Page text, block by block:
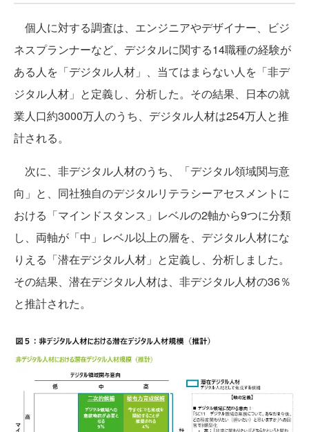
個人に対する調査は、エンジニアやデザイナー、ビジ
ネスプランナーなど、デジタルに関する14職種の経験が
ある人を「デジタル人材」、当てはまらない人を「非デ
ジタル人材」と定義し、分析した。その結果、日本の就
業人口約3000万人のうち、デジタル人材は254万人と推
計される。
次に、非デジタル人材のうち、「デジタル領域関与意
向」と、同社独自のデジタルリテラシーアセスメントに
おける「マインドスタンス」レベルの2軸から9つに分類
し、両軸が「中」レベル以上の層を、デジタル人材にな
りえる「潜在デジタル人材」と定義し、分析しました。
その結果、潜在デジタル人材は、非デジタル人材の36％
と推計された。